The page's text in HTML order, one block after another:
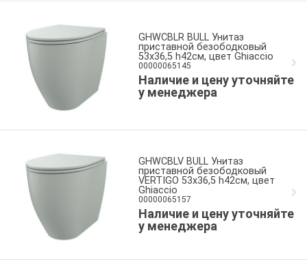
GHWCBLR BULL Унитаз
приставной безободковый
53x36,5 h42см, цвет Ghiaccio
00000065145
Наличие и цену уточняйте
у менеджера
GHWCBLV BULL Унитаз
приставной безободковый
VERTIGO 53x36,5 h42см, цвет
Ghiaccio
00000065157
Наличие и цену уточняйте
у менеджера